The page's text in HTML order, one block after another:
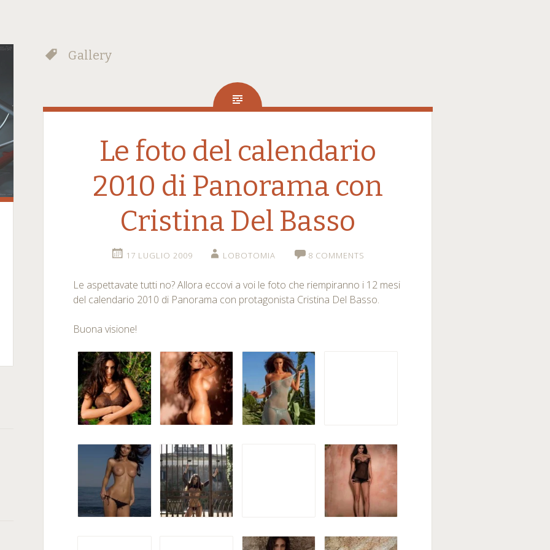
Gallery
Le foto del calendario
2010 di Panorama con
Cristina Del Basso
17 LUGLIO 2009 LOBOTOMIA 8 COMMENTS
Le aspettavate tutti no? Allora eccovi a voi le foto che riempiranno i 12 mesi
del calendario 2010 di Panorama con protagonista Cristina Del Basso.
Buona visione!